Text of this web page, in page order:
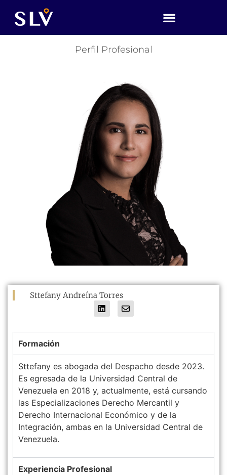
Perfil Profesional
Sttefany Andreína Torres
Formación
Sttefany es abogada del Despacho desde 2023.
Es egresada de la Universidad Central de
Venezuela en 2018 y, actualmente, está cursando
las Especializaciones Derecho Mercantil y
Derecho Internacional Económico y de la
Integración, ambas en la Universidad Central de
Venezuela.
Experiencia Profesional